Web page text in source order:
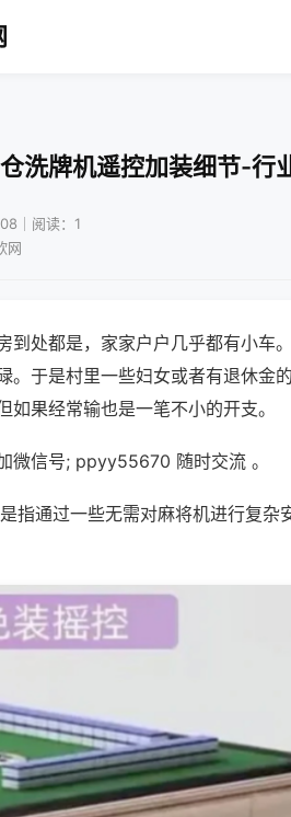
洗牌机遥控加装细节-行
｜阅读：1
网
到处都是，家家户户几乎都有小车
。于是村里一些妇女或者有退休金
果经常输也是一笔不小的开支。
微信号; ppyy55670 随时交流 。
指通过一些无需对麻将机进行复杂